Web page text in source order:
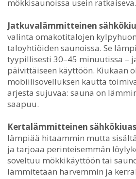
mökkisaunoissa usein ratkaiseva.
Jatkuvalämmitteinen
valinta omakotitalojen
taloyhtiöiden saunoissa. Se
tyypillisesti 30–45 minuutissa –
päivittäiseen käyttöön. Kiukaan
mobiilisovelluksen kautta
arjesta sujuvaa: sauna on
saapuu.
Kertalämmitteinen sähkökiuas
lämpiää hitaammin mutta
ja tarjoaa perinteisemmän
soveltuu mökkikäyttöön tai
lämmitetään harvemmin ja